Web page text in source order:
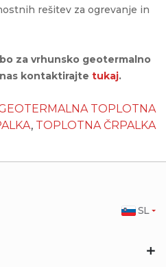
rešitev za ogrevanje in
za vrhunsko geotermalno
kontaktirajte tukaj.
TOPLOTNA
, TOPLOTNA ČRPALKA
+
SL